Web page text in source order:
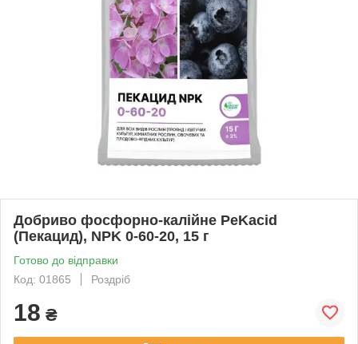
Добриво фосфорно-калійне PeKacid
(Пекацид), NPK 0-60-20, 15 г
Готово до відправки
Код: 01865
Роздріб
18 ₴